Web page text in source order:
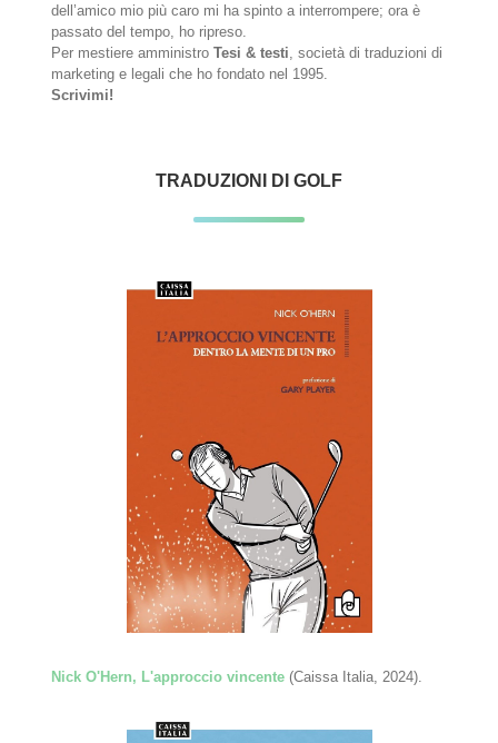
dell’amico mio più caro mi ha spinto a interrompere; ora è
passato del tempo, ho ripreso.
Per mestiere amministroTesi & testi, società di traduzioni di
marketing e legali che ho fondato nel 1995.
Scrivimi!
TRADUZIONI DI GOLF
Nick O'Hern, L'approccio vincente(Caissa Italia, 2024).